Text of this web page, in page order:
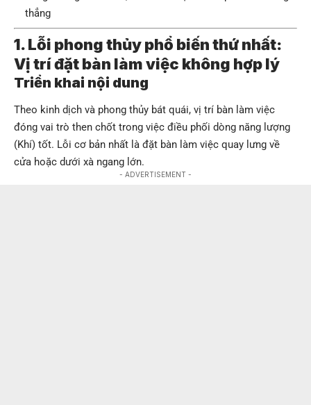
thẳng
1. Lỗi phong thủy phổ biến thứ nhất:
Vị trí đặt bàn làm việc không hợp lý
Triển khai nội dung
Theo kinh dịch và phong thủy bát quái, vị trí bàn làm việc
đóng vai trò then chốt trong việc điều phối dòng năng lượng
(Khí) tốt. Lỗi cơ bản nhất là đặt bàn làm việc quay lưng về
cửa hoặc dưới xà ngang lớn.
- ADVERTISEMENT -